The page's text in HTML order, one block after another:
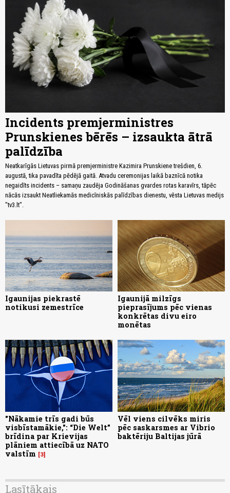
Incidents premjerministres
Prunskienes bērēs – izsaukta ātrā
palīdzība
Neatkarīgās Lietuvas pirmā premjerministre Kazimira Prunskiene trešdien, 6.
augustā, tika pavadīta pēdējā gaitā. Atvadu ceremonijas laikā baznīcā notika
negaidīts incidents – samaņu zaudēja Godināšanas gvardes rotas karavīrs, tāpēc
nācās izsaukt Neatliekamās medicīniskās palīdzības dienestu, vēsta Lietuvas medijs
"tv3.lt".
Igaunijas piekrastē
notikusi zemestrīce
Igaunijā milzīgs
pieprasījums pēc vienas
konkrētas divu eiro
monētas
"Nākamie trīs gadi būs
visbīstamākie,": “Die Welt”
brīdina par Krievijas
plāniem attiecībā uz NATO
valstīm
3
Vēl viens cilvēks miris
pēc saskarsmes ar Vibrio
baktēriju Baltijas jūrā
Lasītākais